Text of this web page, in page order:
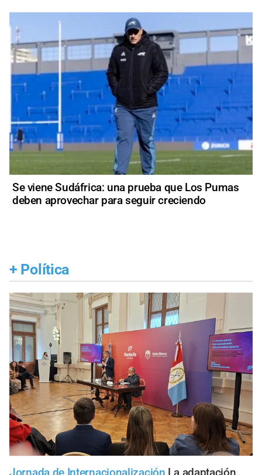
Se viene Sudáfrica: una prueba que Los Pumas
deben aprovechar para seguir creciendo
+ Política
Jornada de Internacionalización La adaptación